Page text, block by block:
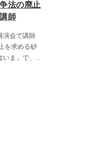
法の廃止
師
演会で講師
を求める砂
ま」で、 ...